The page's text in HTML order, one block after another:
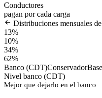
Conductores
pagan por cada carga
Distribuciones mensuales
13%
10%
34%
62%
Banco (CDT)ConservadorBase
Nivel banco (CDT)
Mejor que dejarlo en el banco